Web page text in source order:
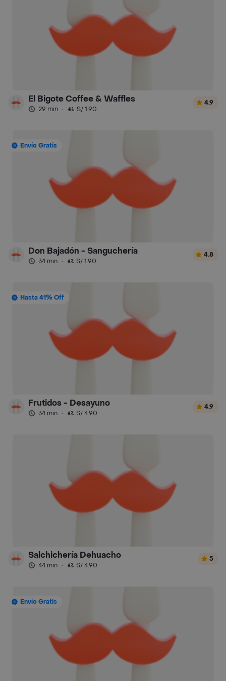
El Bigote Coffee & Waffles
29 min · S/ 1.90
4.9
Envío Gratis
Don Bajadón - Sanguchería
34 min · S/ 1.90
4.8
Hasta 41% Off
Frutidos - Desayuno
34 min · S/ 4.90
4.9
Salchichería Dehuacho
44 min · S/ 4.90
5
Envío Gratis